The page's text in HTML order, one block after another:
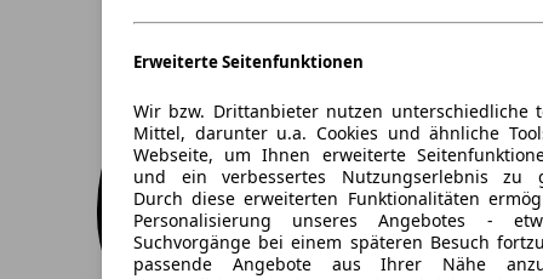
Erweiterte Seitenfunktionen
Wir bzw. Drittanbieter nutzen unterschiedliche
Mittel, darunter u.a. Cookies und ähnliche
Webseite, um Ihnen erweiterte
und ein verbessertes Nutzungserlebnis zu
Durch diese erweiterten Funktionalitäten
Personalisierung unseres Angebotes -
Suchvorgänge bei einem späteren Besuch
passende Angebote aus Ihrer Nähe